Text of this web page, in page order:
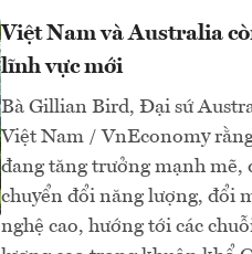
Việt Nam và Australia
lĩnh vực mới
Bà Gillian Bird, Đại sứ
Việt Nam / VnEconomy
đang tăng trưởng mạnh
chuyển đổi năng lượng, đổi
nghệ cao, hướng tới các